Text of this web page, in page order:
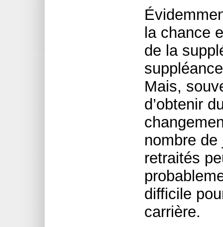
la chance
de la
Mais,
d’obtenir
nombre
retraités
difficile
carrière.